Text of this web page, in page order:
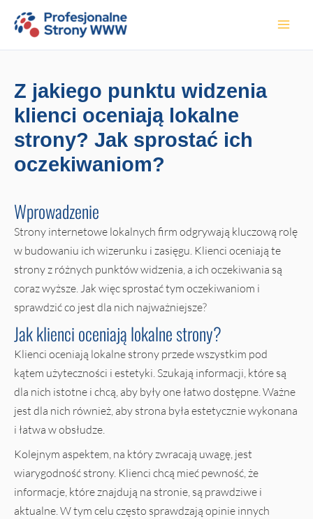
Przejdź
treści
Z jakiego punktu widzenia
klienci oceniają lokalne
strony? Jak sprostać ich
oczekiwaniom?
Wprowadzenie
Strony internetowe lokalnych firm odgrywają kluczową rolę
w budowaniu ich wizerunku i zasięgu. Klienci oceniają te
strony z różnych punktów widzenia, a ich oczekiwania są
coraz wyższe. Jak więc sprostać tym oczekiwaniom i
sprawdzić co jest dla nich najważniejsze?
Jak klienci oceniają lokalne strony?
Klienci oceniają lokalne strony przede wszystkim pod
kątem użyteczności i estetyki. Szukają informacji, które są
dla nich istotne i chcą, aby były one łatwo dostępne. Ważne
jest dla nich również, aby strona była estetycznie wykonana
i łatwa w obsłudze.
Kolejnym aspektem, na który zwracają uwagę, jest
wiarygodność strony. Klienci chcą mieć pewność, że
informacje, które znajdują na stronie, są prawdziwe i
aktualne. W tym celu często sprawdzają opinie innych